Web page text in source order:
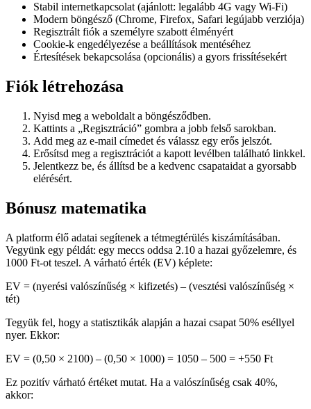
Stabil internetkapcsolat (ajánlott: legalább 4G vagy Wi-Fi)
Modern böngésző (Chrome, Firefox, Safari legújabb verziója)
Regisztrált fiók a személyre szabott élményért
Cookie-k engedélyezése a beállítások mentéséhez
Értesítések bekapcsolása (opcionális) a gyors frissítésekért
Fiók létrehozása
Nyisd meg a weboldalt a böngésződben.
Kattints a „Regisztráció” gombra a jobb felső sarokban.
Add meg az e-mail címedet és válassz egy erős jelszót.
Erősítsd meg a regisztrációt a kapott levélben található linkkel.
Jelentkezz be, és állítsd be a kedvenc csapataidat a gyorsabb
elérésért.
Bónusz matematika
A platform élő adatai segítenek a tétmegtérülés kiszámításában.
Vegyünk egy példát: egy meccs oddsa 2.10 a hazai győzelemre, és
1000 Ft-ot teszel. A várható érték (EV) képlete:
EV = (nyerési valószínűség × kifizetés) – (vesztési valószínűség ×
tét)
Tegyük fel, hogy a statisztikák alapján a hazai csapat 50% eséllyel
nyer. Ekkor:
EV = (0,50 × 2100) – (0,50 × 1000) = 1050 – 500 = +550 Ft
Ez pozitív várható értéket mutat. Ha a valószínűség csak 40%,
akkor: